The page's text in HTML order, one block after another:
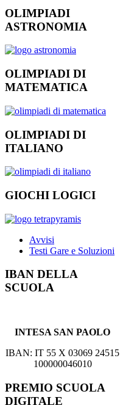
OLIMPIADI
ASTRONOMIA
OLIMPIADI DI
MATEMATICA
OLIMPIADI DI
ITALIANO
GIOCHI LOGICI
Avvisi
Testi Gare e Soluzioni
IBAN DELLA
SCUOLA
INTESA SAN PAOLO
IBAN: IT 55 X 03069 24515
100000046010
PREMIO SCUOLA
DIGITALE